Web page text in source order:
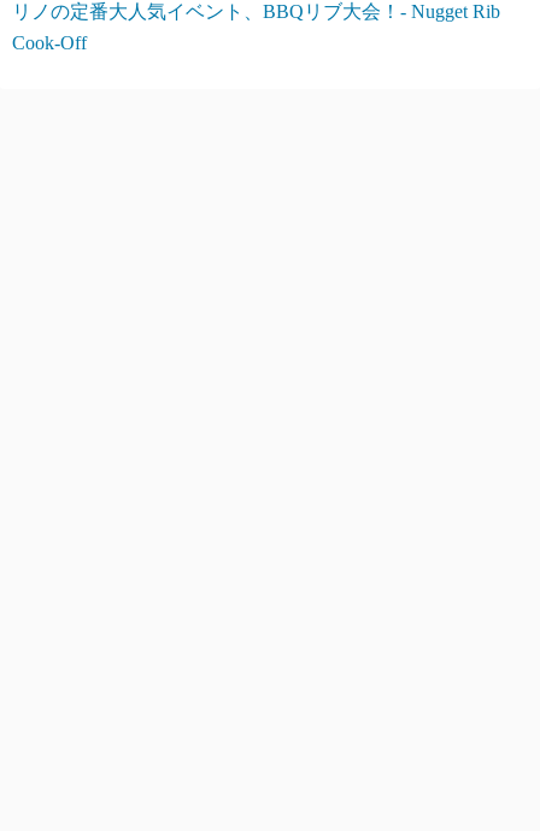
リノの定番大人気イベント、BBQリブ大会！- Nugget Rib
Cook-Off